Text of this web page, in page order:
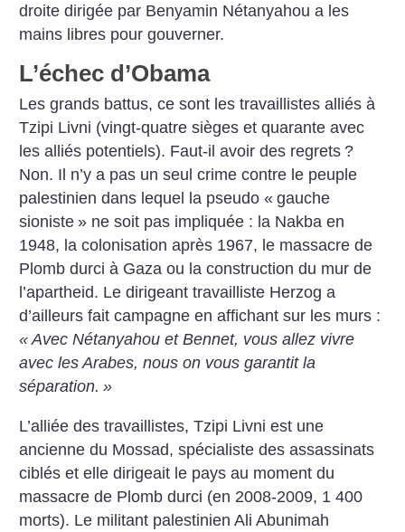
droite dirigée par Benyamin Nétanyahou a les
mains libres pour gouverner.
L’échec d’Obama
Les grands battus, ce sont les travaillistes alliés à
Tzipi Livni (vingt-quatre sièges et quarante avec
les alliés potentiels). Faut-il avoir des regrets ?
Non. Il n’y a pas un seul crime contre le peuple
palestinien dans lequel la pseudo « gauche
sioniste » ne soit pas impliquée : la Nakba en
1948, la colonisation après 1967, le massacre de
Plomb durci à Gaza ou la construction du mur de
l’apartheid. Le dirigeant travailliste Herzog a
d’ailleurs fait campagne en affichant sur les murs :
« Avec Nétanyahou et Bennet, vous allez vivre
avec les Arabes, nous on vous garantit la
séparation. »
L’alliée des travaillistes, Tzipi Livni est une
ancienne du Mossad, spécialiste des assassinats
ciblés et elle dirigeait le pays au moment du
massacre de Plomb durci (en 2008-2009, 1 400
morts). Le militant palestinien Ali Abunimah